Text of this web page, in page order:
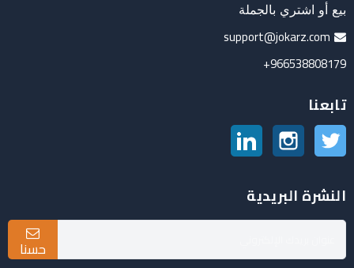
بيع أو اشتري بالجملة
support@jokarz.com
966538808179+
تابعنا
تويتر انستغرام
النشرة البريدية
حسنا